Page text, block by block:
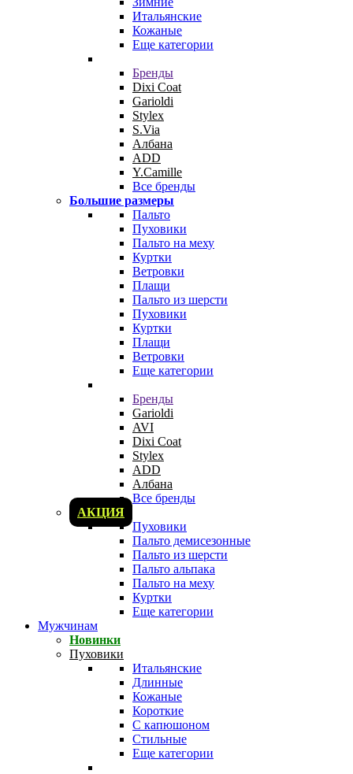
Итальянские
Кожаные
Еще категории
Бренды
Dixi Coat
Garioldi
Stylex
S.Via
Албана
ADD
Y.Camille
Все бренды
Большие размеры
Пальто
Пуховики
Пальто на меху
Куртки
Ветровки
Плащи
Пальто из шерсти
Пуховики
Куртки
Плащи
Ветровки
Еще категории
Бренды
Garioldi
AVI
Dixi Coat
Stylex
ADD
Албана
Все бренды
АКЦИЯ
Пуховики
Пальто демисезонные
Пальто из шерсти
Пальто альпака
Пальто на меху
Куртки
Еще категории
Мужчинам
Новинки
Пуховики
Итальянские
Длинные
Кожаные
Короткие
С капюшоном
Стильные
Еще категории